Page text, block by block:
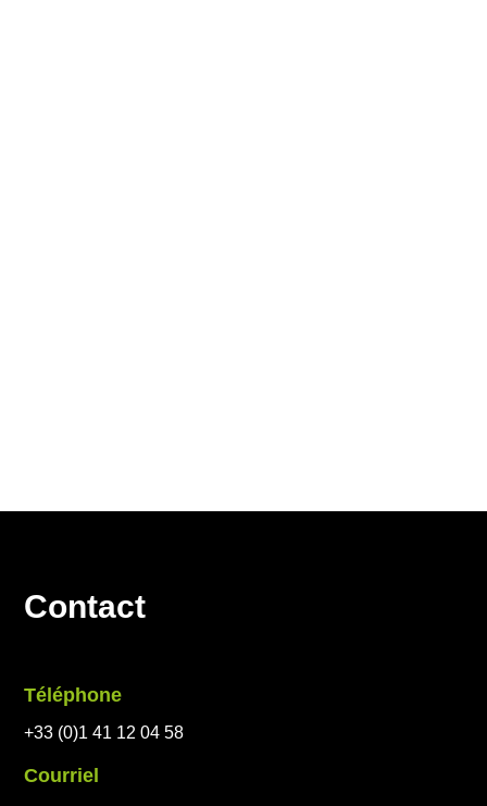
Contact
Téléphone
+33 (0)1 41 12 04 58
Courriel